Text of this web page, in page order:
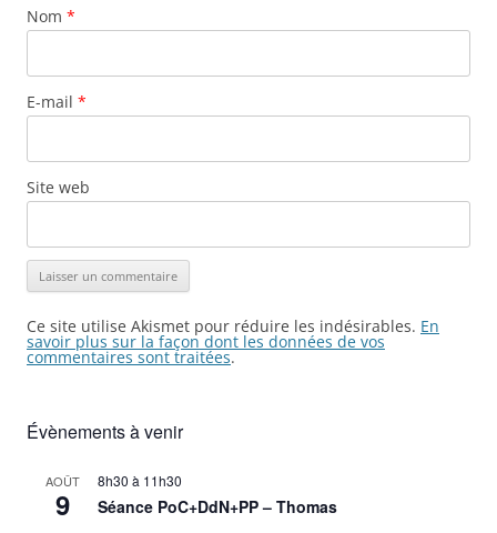
Nom *
E-mail *
Site web
Ce site utilise Akismet pour réduire les indésirables. En
savoir plus sur la façon dont les données de vos
commentaires sont traitées.
Évènements à venir
AOÛT
9
8h30 à 11h30
Séance PoC+DdN+PP – Thomas